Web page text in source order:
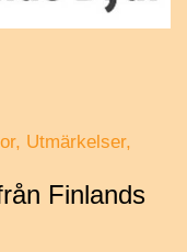
Utmärkelser
Finlands